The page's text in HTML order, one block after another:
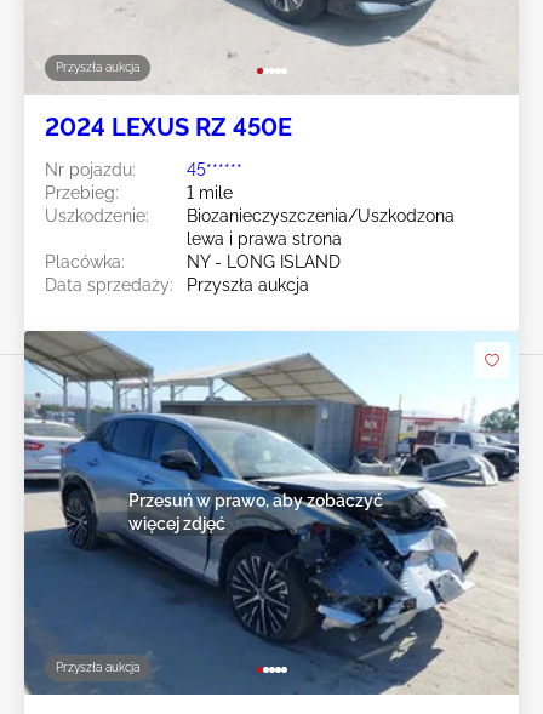
Przyszła aukcja
2024 LEXUS RZ 450E
Nr pojazdu:
45******
Przebieg:
1 mile
Uszkodzenie:
Biozanieczyszczenia/Uszkodzona
lewa i prawa strona
Placówka:
NY - LONG ISLAND
Data sprzedaży:
Przyszła aukcja
Przyszła aukcja
Przesuń w prawo, aby zobaczyć
więcej zdjęć